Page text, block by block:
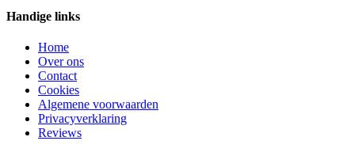
Handige links
Home
Over ons
Contact
Cookies
Algemene voorwaarden
Privacyverklaring
Reviews